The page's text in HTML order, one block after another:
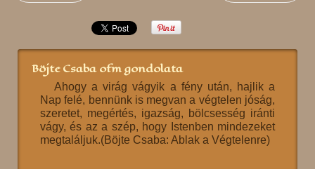
Böjte Csaba ofm gondolata
Ahogy a virág vágyik a fény után, hajlik a
Nap felé, bennünk is megvan a végtelen jóság,
szeretet, megértés, igazság, bölcsesség iránti
vágy, és az a szép, hogy Istenben mindezeket
megtaláljuk.(Böjte Csaba: Ablak a Végtelenre)